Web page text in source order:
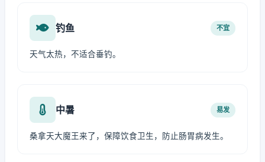
钓鱼 不宜
天气太热，不适合垂钓。
中暑 易发
桑拿天大魔王来了，保障饮食卫生，防止肠胃病发生。